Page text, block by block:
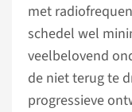
met
schedel wel
veelbelovend
de niet terug te
progressieve